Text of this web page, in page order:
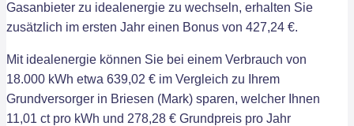
Gasanbieter zu idealenergie zu wechseln, erhalten Sie
zusätzlich im ersten Jahr einen Bonus von 427,24 €.
Mit idealenergie können Sie bei einem Verbrauch von
18.000 kWh etwa 639,02 € im Vergleich zu Ihrem
Grundversorger in Briesen (Mark) sparen, welcher Ihnen
11,01 ct pro kWh und 278,28 € Grundpreis pro Jahr